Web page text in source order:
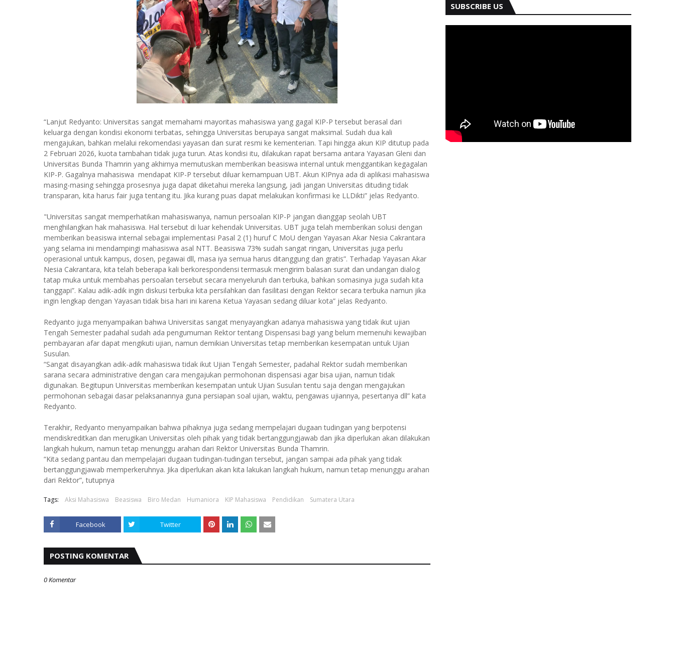
“Lanjut Redyanto: Universitas sangat memahami mayoritas mahasiswa yang gagal KIP-P tersebut berasal dari
keluarga dengan kondisi ekonomi terbatas, sehingga Universitas berupaya sangat maksimal. Sudah dua kali
mengajukan, bahkan melalui rekomendasi yayasan dan surat resmi ke kementerian. Tapi hingga akun KIP ditutup pada
2 Februari 2026, kuota tambahan tidak juga turun. Atas kondisi itu, dilakukan rapat bersama antara Yayasan Gleni dan
Universitas Bunda Thamrin yang akhirnya memutuskan memberikan beasiswa internal untuk menggantikan kegagalan
KIP-P. Gagalnya mahasiswa mendapat KIP-P tersebut diluar kemampuan UBT. Akun KIPnya ada di aplikasi mahasiswa
masing-masing sehingga prosesnya juga dapat diketahui mereka langsung, jadi jangan Universitas dituding tidak
transparan, kita harus fair juga tentang itu. Jika kurang puas dapat melakukan konfirmasi ke LLDikti” jelas Redyanto.
"Universitas sangat memperhatikan mahasiswanya, namun persoalan KIP-P jangan dianggap seolah UBT
menghilangkan hak mahasiswa. Hal tersebut di luar kehendak Universitas. UBT juga telah memberikan solusi dengan
memberikan beasiswa internal sebagai implementasi Pasal 2 (1) huruf C MoU dengan Yayasan Akar Nesia Cakrantara
yang selama ini mendampingi mahasiswa asal NTT. Beasiswa 73% sudah sangat ringan, Universitas juga perlu
operasional untuk kampus, dosen, pegawai dll, masa iya semua harus ditanggung dan gratis”. Terhadap Yayasan Akar
Nesia Cakrantara, kita telah beberapa kali berkorespondensi termasuk mengirim balasan surat dan undangan dialog
tatap muka untuk membahas persoalan tersebut secara menyeluruh dan terbuka, bahkan somasinya juga sudah kita
tanggapi”. Kalau adik-adik ingin diskusi terbuka kita persilahkan dan fasilitasi dengan Rektor secara terbuka namun jika
ingin lengkap dengan Yayasan tidak bisa hari ini karena Ketua Yayasan sedang diluar kota” jelas Redyanto.
Redyanto juga menyampaikan bahwa Universitas sangat menyayangkan adanya mahasiswa yang tidak ikut ujian
Tengah Semester padahal sudah ada pengumuman Rektor tentang Dispensasi bagi yang belum memenuhi kewajiban
pembayaran afar dapat mengikuti ujian, namun demikian Universitas tetap memberikan kesempatan untuk Ujian
Susulan.
“Sangat disayangkan adik-adik mahasiswa tidak ikut Ujian Tengah Semester, padahal Rektor sudah memberikan
sarana secara administrative dengan cara mengajukan permohonan dispensasi agar bisa ujian, namun tidak
digunakan. Begitupun Universitas memberikan kesempatan untuk Ujian Susulan tentu saja dengan mengajukan
permohonan sebagai dasar pelaksanannya guna persiapan soal ujian, waktu, pengawas ujiannya, pesertanya dll” kata
Redyanto.
Terakhir, Redyanto menyampaikan bahwa pihaknya juga sedang mempelajari dugaan tudingan yang berpotensi
mendiskreditkan dan merugikan Universitas oleh pihak yang tidak bertanggungjawab dan jika diperlukan akan dilakukan
langkah hukum, namun tetap menunggu arahan dari Rektor Universitas Bunda Thamrin.
“Kita sedang pantau dan mempelajari dugaan tudingan-tudingan tersebut, jangan sampai ada pihak yang tidak
bertanggungjawab memperkeruhnya. Jika diperlukan akan kita lakukan langkah hukum, namun tetap menunggu arahan
dari Rektor”, tutupnya
Tags: Aksi Mahasiswa Beasiswa Biro Medan Humaniora KIP Mahasiswa Pendidikan Sumatera Utara
Facebook Twitter
POSTING KOMENTAR
0 Komentar
SUBSCRIBE US